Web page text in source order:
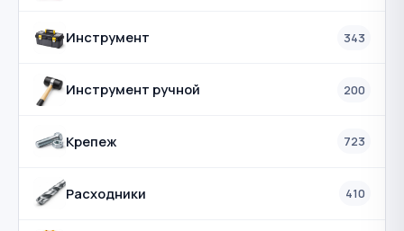
Инструмент 343
Инструмент ручной 200
Крепеж 723
Расходники 410